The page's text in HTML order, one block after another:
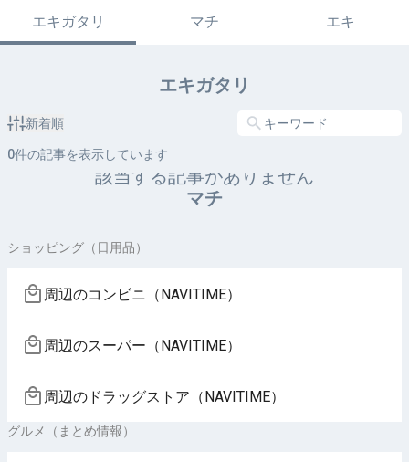
エキガタリ マチ エキ
エキガタリ
新着順
0件の記事を表示しています
該当する記事がありません
マチ
ショッピング（日用品）
周辺のコンビニ（NAVITIME）
周辺のスーパー（NAVITIME）
周辺のドラッグストア（NAVITIME）
グルメ（まとめ情報）